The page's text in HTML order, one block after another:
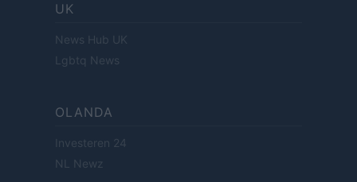
UK
News Hub UK
Lgbtq News
OLANDA
Investeren 24
NL Newz